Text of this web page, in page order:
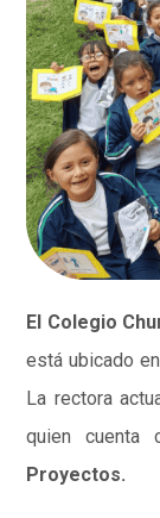
El Colegio
está ubicado
La rectora
quien cuenta
Proyectos.